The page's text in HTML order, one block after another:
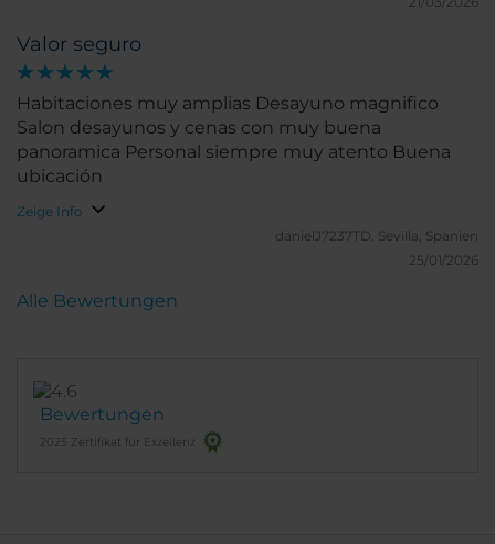
Valor seguro
Habitaciones muy amplias Desayuno magnifico
Salon desayunos y cenas con muy buena
panoramica Personal siempre muy atento Buena
ubicación
Zeige Info
danielJ7237TD. Sevilla, Spanien
25/01/2026
Bewertungen
2025 Zertifikat für Exzellenz
Alle Bewertungen